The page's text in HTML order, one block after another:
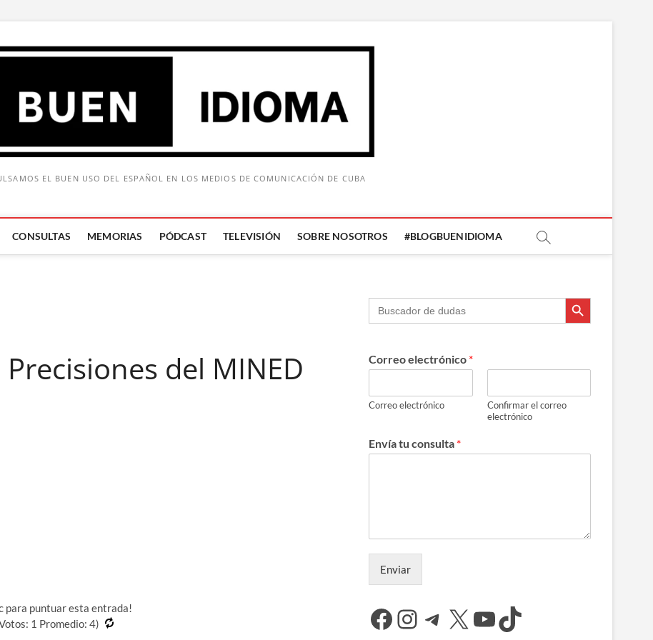
EL BUEN USO DEL ESPAÑOL EN LOS MEDIOS DE COMUNICACIÓN DE CUBA
CONSULTAS MEMORIAS PÓDCAST TELEVISIÓN SOBRE NOSOTROS #BLOGBUENIDIOMA
Buscar: Botón de búsqueda
Precisiones del MINED
para puntuar esta entrada!
1 Promedio: 4)
Buscar: Botón de búsqueda
Correo electrónico *
Correo electrónico
Confirmar el correo
electrónico
Envía tu consulta *
Enviar
Facebook
Instagram
Telegram
X YouTube
TikTok